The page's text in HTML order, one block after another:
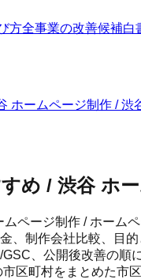
方全事業の改善候補白
ホームページ制作 / 渋
め / 渋谷 ホ
ページ制作 / ホーム
、制作会社比較、目
、公開後改善の順
区町村をまとめた市